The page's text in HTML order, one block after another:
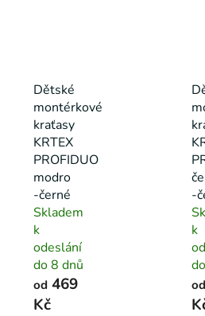
Dětské
montérkové
kraťasy
KRTEX
PROFIDUO
modro
-černé
Skladem
k
odeslání
do 8 dnů
od469
Kč
-
k
od